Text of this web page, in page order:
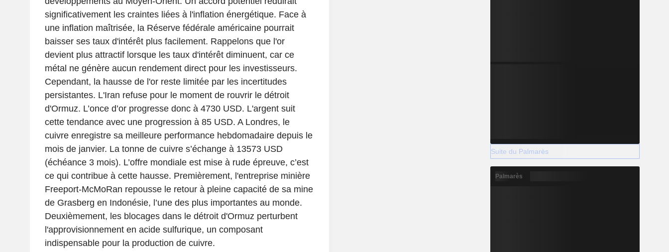
significativement les craintes liées à l'inflation énergétique. Face à
une inflation maîtrisée, la Réserve fédérale américaine pourrait
baisser ses taux d'intérêt plus facilement. Rappelons que l'or
devient plus attractif lorsque les taux d'intérêt diminuent, car ce
métal ne génère aucun rendement direct pour les investisseurs.
Cependant, la hausse de l'or reste limitée par les incertitudes
persistantes. L'Iran refuse pour le moment de rouvrir le détroit
d'Ormuz. L’once d’or progresse donc à 4730 USD. L'argent suit
cette tendance avec une progression à 85 USD. A Londres, le
cuivre enregistre sa meilleure performance hebdomadaire depuis le
mois de janvier. La tonne de cuivre s’échange à 13573 USD
(échéance 3 mois). L’offre mondiale est mise à rude épreuve, c’est
ce qui contribue à cette hausse. Premièrement, l'entreprise minière
Freeport-McMoRan repousse le retour à pleine capacité de sa mine
de Grasberg en Indonésie, l’une des plus importantes au monde.
Deuxièmement, les blocages dans le détroit d'Ormuz perturbent
l'approvisionnement en acide sulfurique, un composant
indispensable pour la production de cuivre.
Suite du Palmarès
Palmarès